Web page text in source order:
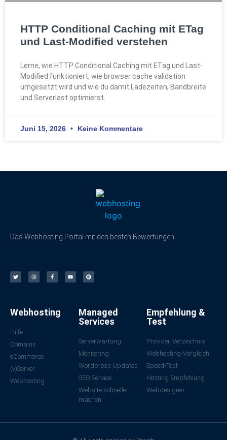
HTTP Conditional Caching mit ETag
und Last-Modified verstehen
Lerne, wie HTTP Conditional Caching mit ETag und Last-
Modified funktioniert, wie browser cache validation
umgesetzt wird und wie du damit Ladezeiten, Bandbreite
und Serverlast optimierst.
Juni 15, 2026 Keine Kommentare
Das Webhosting Portal mit den besten Bewertungen.
Webhosting
Hilfe
Domains
eCommerce
(v)Server
Webhosting
Managed
Services
Serverwartung
Monitoring
Wordpress Updates
SEO Service
Website schneller
machen
Empfehlung &
Test
Provider-Verzeichnis
Webhosting-Vergleich
Speed-Test
Hosting Empfehlung
Webdesigner